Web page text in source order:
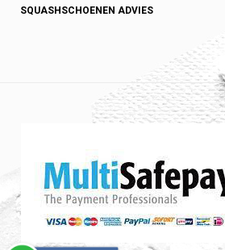
SQUASHSCHOENEN ADVIES